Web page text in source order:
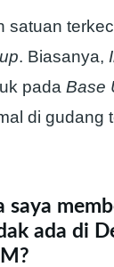
satuan
. Biasanya,
pada Base
di gudang
saya
ada di